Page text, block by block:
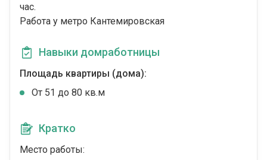
час.
Работа у метро Кантемировская
Навыки домработницы
Площадь квартиры (дома):
От 51 до 80 кв.м
Кратко
Место работы: